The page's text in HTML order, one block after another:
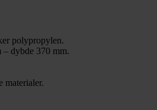
polypropylen.
– dybde 370 mm.
materialer.